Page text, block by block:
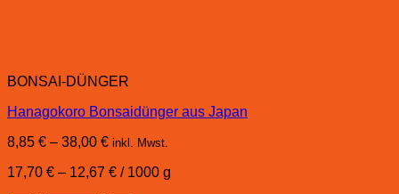
BONSAI-DÜNGER
Hanagokoro Bonsaidünger aus Japan
8,85 € – 38,00 € inkl. Mwst.
17,70 € – 12,67 € / 1000 g